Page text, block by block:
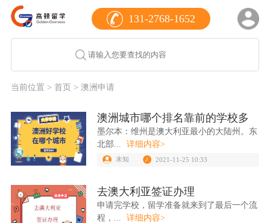
131-2768-1652
当前位置 > 首页 > 澳洲申请
澳洲城市哪个排名靠前的学校多
墨尔本：维州是澳大利亚最小的大陆州。东
北部...
详细内容>
未知 2021-11-25 10:33
去澳大利亚签证办理
申请完学校，留学准备就来到了最后一个流
程，...
详细内容>